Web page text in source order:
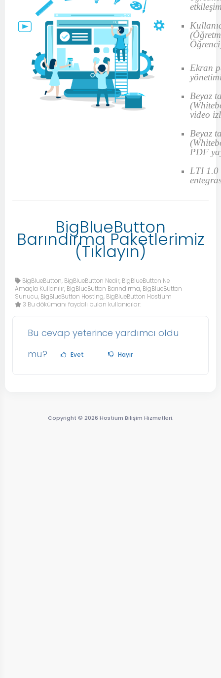
Ekran
Beyaz
video
Beyaz
PDF
LTI 1.0
BigBlueButton
Barındırma Paketlerimiz
(Tıklayın)
BigBlueButton, BigBlueButton Nedir, BigBlueButton Ne
Amaçla Kullanılır, BigBlueButton Barındırma, BigBlueButton
Sunucu, BigBlueButton Hosting, BigBlueButton Hostium
3 Bu dökümanı faydalı bulan kullanıcılar:
Bu cevap yeterince yardımcı oldu
mu?
Evet Hayır
Copyright © 2026 Hostium Bilişim Hizmetleri.